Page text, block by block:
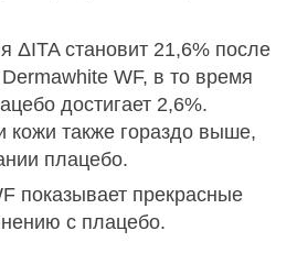
ΔITA становит 21,6% после
WF, в то время
достигает 2,6%.
кожи также гораздо выше,
плацебо.
показывает прекрасные
с плацебо.